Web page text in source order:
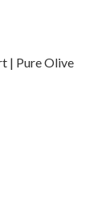
| Pure Olive